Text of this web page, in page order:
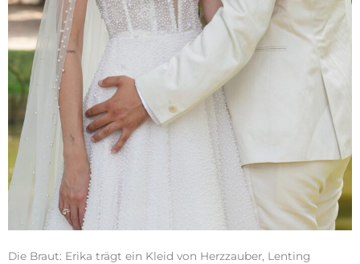
Die Braut: Erika trägt ein Kleid von Herzzauber, Lenting